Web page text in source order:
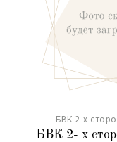
БВК 2-х
БВК 2- х